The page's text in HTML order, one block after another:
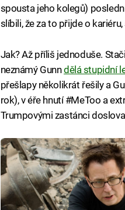
spousta jeho kolegů)
slíbili, že za to přijde o
Jak? Až příliš jednoduše.
neznámý Gunndělá stupidní
přešlapy několikrát řešily a
rok), v éře hnutí #MeToo a
Trumpovými zastánci